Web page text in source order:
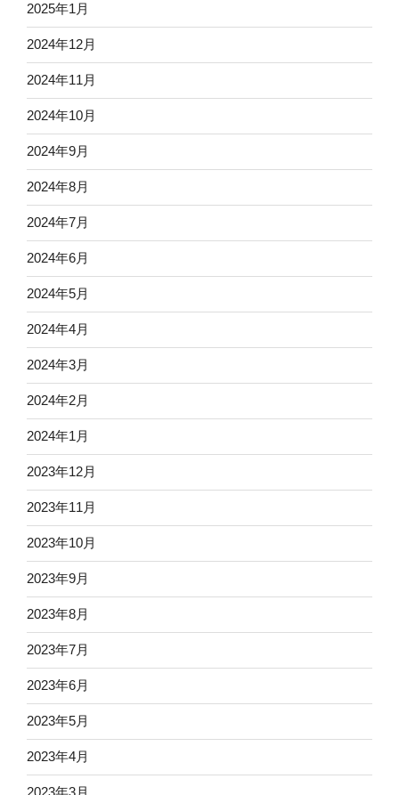
2025年1月
2024年12月
2024年11月
2024年10月
2024年9月
2024年8月
2024年7月
2024年6月
2024年5月
2024年4月
2024年3月
2024年2月
2024年1月
2023年12月
2023年11月
2023年10月
2023年9月
2023年8月
2023年7月
2023年6月
2023年5月
2023年4月